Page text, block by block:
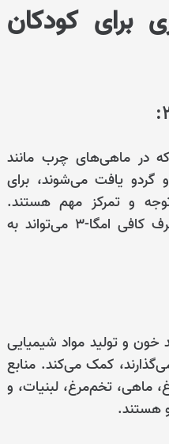
برای کودکان
چرب امگا-۳، که در ماهی‌های چرب مانند
گردو یافت می‌شوند، برای
و تمرکز مهم هستند.
تحقیقات نشان داده‌اند که مصرف کافی امگا-۳ می‌تواند به
و تولید مواد شیمیایی
کمک می‌کند. منابع
تخم‌مرغ، لبنیات، و
هستند.